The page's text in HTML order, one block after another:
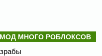
МОД МНОГО РОБЛОКСОВ